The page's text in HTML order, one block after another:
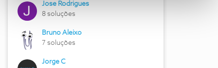
Jose Rodrigues
8 soluções
Bruno Aleixo
7 soluções
Jorge C